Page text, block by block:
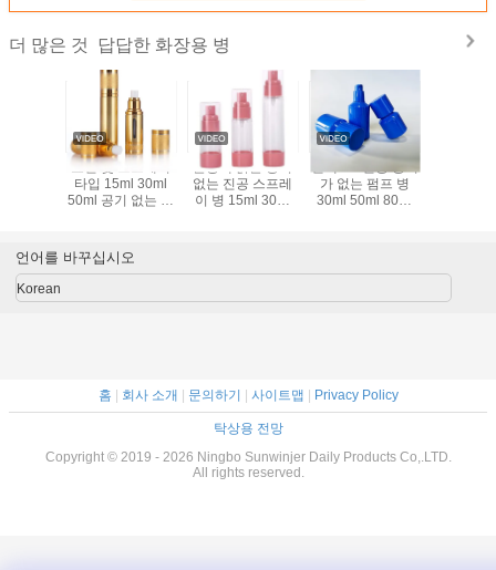
더 많은 것 답답한 화장용 병
로션 및 스프레이
타입 15ml 30ml
50ml 공기 없는 분
분홍색 맑은 공기
없는 진공 스프레
이 병 15ml 30ml
너 향수 원자화 플
가 없는 펌프 병
30ml 50ml 80ml
용 진공 병
언어를 바꾸십시오
Korean
홈 회사 소개 문의하기 사이트맵 Privacy Policy
탁상용 전망
Copyright © 2019 - 2026 Ningbo Sunwinjer Daily Products Co,.LTD.
All rights reserved.